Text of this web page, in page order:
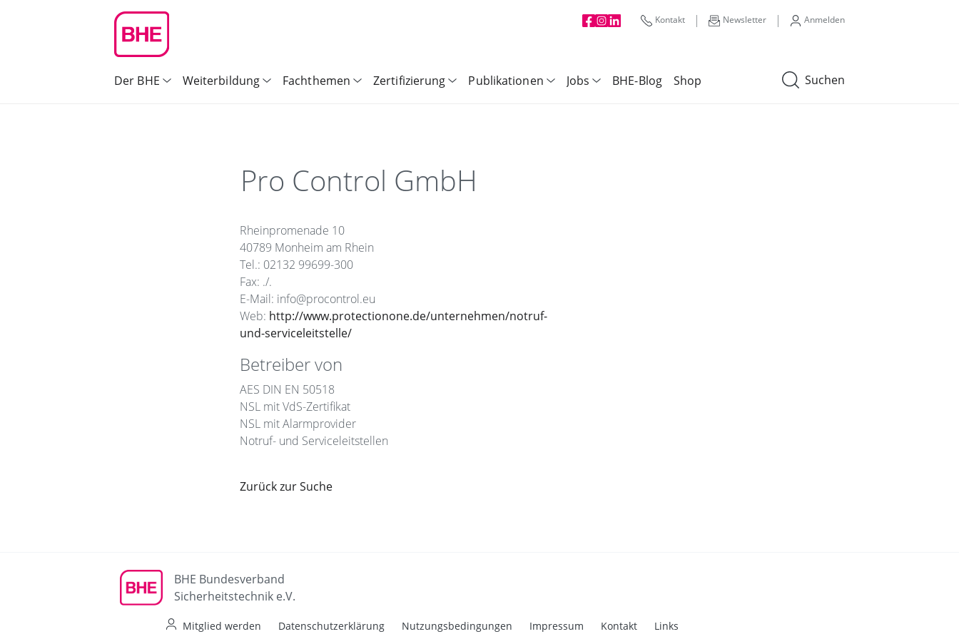
Suchen
Der BHE Weiterbildung Fachthemen Zertifizierung Publikationen Jobs BHE-Blog Shop
Kontakt | Newsletter | Anmelden
Pro Control GmbH
Rheinpromenade 10
40789 Monheim am Rhein
Tel.: 02132 99699-300
Fax: ./.
E-Mail: info@procontrol.eu
Web: http://www.protectionone.de/unternehmen/notruf-
und-serviceleitstelle/
Betreiber von
AES DIN EN 50518
NSL mit VdS-Zertifikat
NSL mit Alarmprovider
Notruf- und Serviceleitstellen
Zurück zur Suche
BHE Bundesverband
Sicherheitstechnik e.V.
Mitglied werden Datenschutzerklärung Nutzungsbedingungen Impressum Kontakt Links